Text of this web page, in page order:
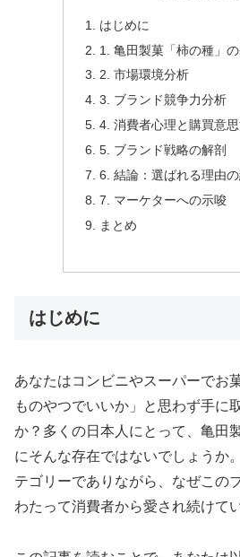
はじめに
1. 亀田製菓「柿の種」
2. 市場環境分析
3. ブランド競争力分析
4. 消費者心理と購買意
5. ブランド戦略の解剖
6. 結論：選ばれる理由
7. マーケターへの示唆
まとめ
はじめに
あなたはコンビニやスーパーでお
ものやつでいいか」と思わず手に
か？多くの日本人にとって、亀田
にそんな存在ではないでしょうか
テゴリーでありながら、なぜこの
わたって消費者から愛され続けて